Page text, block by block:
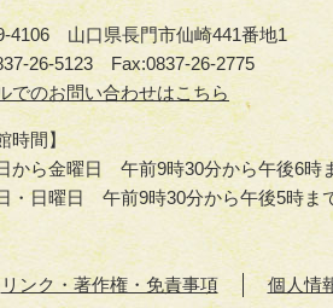
4106 山口県長門市仙崎441番地1
26-5123
Fax:0837-26-2775
でのお問い合わせはこちら
時間】
から金曜日 午前9時30分から午後6時
・日曜日 午前9時30分から午後5時ま
リンク・著作権・免責事項 個人情